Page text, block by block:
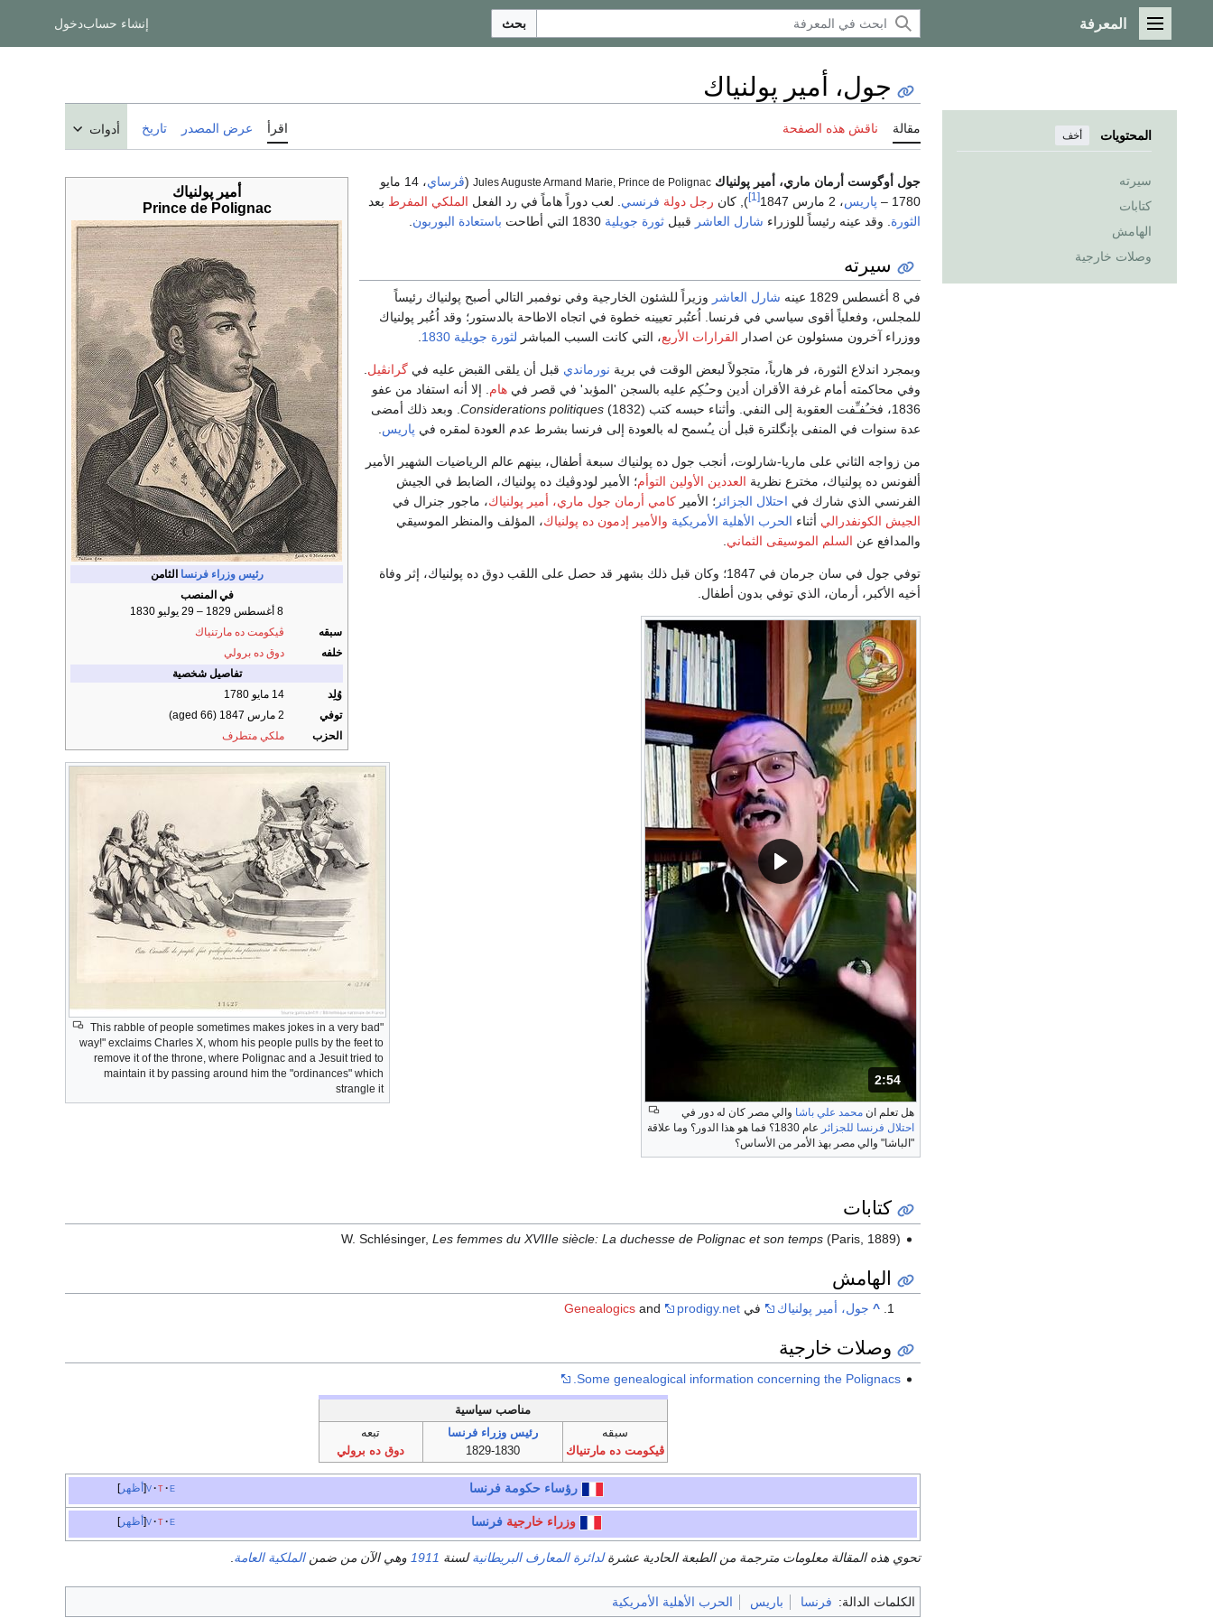
القائمة الرئيسية
المعرفة بحث إنشاء حسابدخول
المحتويات أخف
سيرته
كتابات
الهامش
وصلات خارجية
جول، أمير پولنياك
مقالة ناقش هذه الصفحة اقرأ عرض المصدر تاريخ أدوات
أمير پولنياك
Prince de Polignac
رئيس وزراء فرنسا الثامن
في المنصب
8 أغسطس 1829 – 29 يوليو 1830
سبقه
ڤيكومت ده مارتنياك
خلفه
دوق ده برولي
تفاصيل شخصية
وُلِد
14 مايو 1780
توفي
2 مارس 1847
(aged 66)
الحزب
ملكي متطرف
جول أوگوست أرمان ماري، أمير پولنياك Jules Auguste Armand Marie, Prince de Polignac
(ڤرساي
، 14 مايو
1780 –
پاريس، 2 مارس 1847 [1] ), كان رجل دولة فرنسي . لعب دوراً هاماً في رد الفعل الملكي المفرط بعد
الثورة . وقد عينه رئيساً للوزراء شارل العاشر قبيل ثورة جويلية باستعادة البوربون
سيرته
في 8 أغسطس 1829 عينه شارل العاشر وزيراً للشئون الخارجية وفي نوفمبر التالي أصبح پولنياك رئيساً
للمجلس، وفعلياً أقوى سياسي في فرنسا. اُعتُبر تعيينه خطوة في اتجاه الاطاحة بالدستور؛ وقد اُعُبر پولنياك
ووزراء آخرون مسئولون عن اصدار القرارات الأربع، التي كانت السبب المباشر لثورة جويلية 1830 .
وبمجرد اندلاع الثورة، فر هارباً، متجولاً لبعض الوقت في برية نورماندي قبل أن يلقى القبض عليه في گرانڤيل.
وفي محاكمته أمام غرفة الأقران أدين وحـُكِم عليه بالسجن 'المؤبد' في قصر في هام. إلا أنه استفاد من عفو
1836، فخـُفـِّفت العقوبة إلى النفي. وأثناء حبسه كتب
Considerations politiques(1832). وبعد ذلك أمضى
عدة سنوات في المنفى بإنگلترة قبل أن يـُسمح له بالعودة إلى فرنسا بشرط عدم العودة لمقره في پاريس.
من زواجه الثاني على ماريا-شارلوت، أنجب جول ده پولنياك سبعة أطفال، بينهم عالم الرياضيات الشهير الأمير
ألفونس ده پولنياك، مخترع نظرية العددين الأولين التوأم؛ الأمير لودوڤيك ده پولنياك، الضابط في الجيش
الفرنسي الذي شارك في احتلال الجزائر ؛ الأمير كامي أرمان جول ماري، أمير پولنياك، ماجور جنرال في
الجيش الكونفدرالي أثناء الحرب الأهلية الأمريكية والأمير إدمون ده پولنياك، المؤلف والمنظر الموسيقي
والمدافع عن السلم الموسيقى الثماني.
توفي جول في سان جرمان في 1847؛ وكان قبل ذلك بشهر قد حصل على اللقب دوق ده پولنياك، إثر وفاة
أخيه الأكبر، أرمان، الذي توفي بدون أطفال.
المدة: دقائق و 54 ثواني.
2:54
هل تعلم ان محمد علي باشا والي مصر كان له دور في
احتلال فرنسا للجزائر
عام 1830؟ فما هو هذا الدور؟ وما علاقة
"الباشا" والي مصر بهذ الأمر من الأساس؟
"This rabble of people sometimes makes jokes in a very bad
way!" exclaims Charles X, whom his people pulls by the feet to
remove it of the throne, where Polignac and a Jesuit tried to
maintain it by passing around him the "ordinances" which
strangle it
كتابات
W. Schlésinger, Les femmes du XVIIIe siècle: La duchesse de Polignac et son temps(Paris, 1889)
الهامش
^ جول، أمير پولنياك في Genealogics and prodigy.net
وصلات خارجية
Some genealogical information concerning the Polignacs.
مناصب سياسية
سبقه
ڤيكومت ده مارتنياك
رئيس وزراء فرنسا
1829-1830
تبعه
دوق ده برولي
أظهر v t e رؤساء حكومة فرنسا
أظهر v t e وزراء خارجية فرنسا
تحوي هذه المقالة معلومات مترجمة من الطبعة الحادية عشرةلدائرة المعارف البريطانيةلسنة 1911 وهي الآن من ضمنالملكية العامة
الكلمات الدالة: فرنسا باريس الحرب الأهلية الأمريكية